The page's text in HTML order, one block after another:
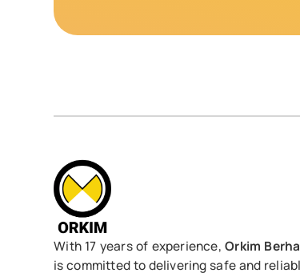
With 17 years of experience,Orkim
is committed to delivering safe and